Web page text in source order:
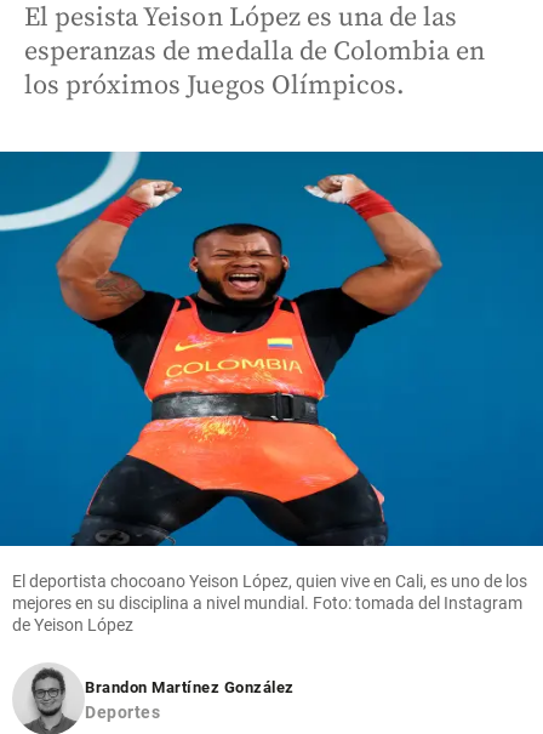
El pesista Yeison López es una de las
esperanzas de medalla de Colombia en
los próximos Juegos Olímpicos.
El deportista chocoano Yeison López, quien vive en Cali, es uno de los
mejores en su disciplina a nivel mundial. Foto: tomada del Instagram
de Yeison López
Brandon Martínez González
Deportes